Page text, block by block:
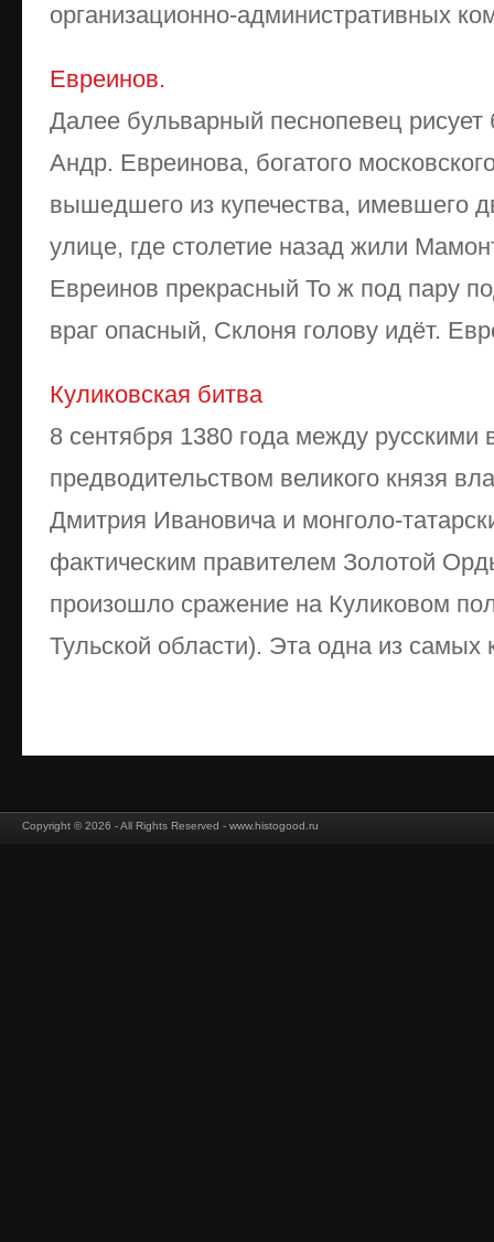
организационно-административных
Евреинов.
Далее бульварный песнопевец
Андр. Евреинова, богатого
вышедшего из купечества, имевшего
улице, где столетие назад жили
Евреинов прекрасный То ж под пару
враг опасный, Склоня голову идёт.
Куликовская битва
8 сентября 1380 года между русскими
предводительством великого князя
Дмитрия Ивановича и монголо-
фактическим правителем Золотой
произошло сражение на Куликовом
Тульской области). Эта одна из самых
Copyright © 2026 - All Rights Reserved - www.histogood.ru